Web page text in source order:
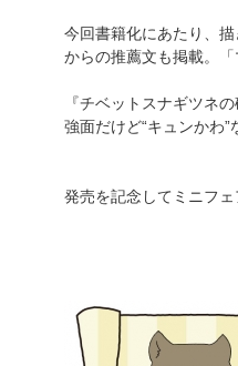
今回書籍化にあたり、
からの推薦文も掲載。
『チベットスナギツネ
強面だけど“キュンかわ
発売を記念してミニフ